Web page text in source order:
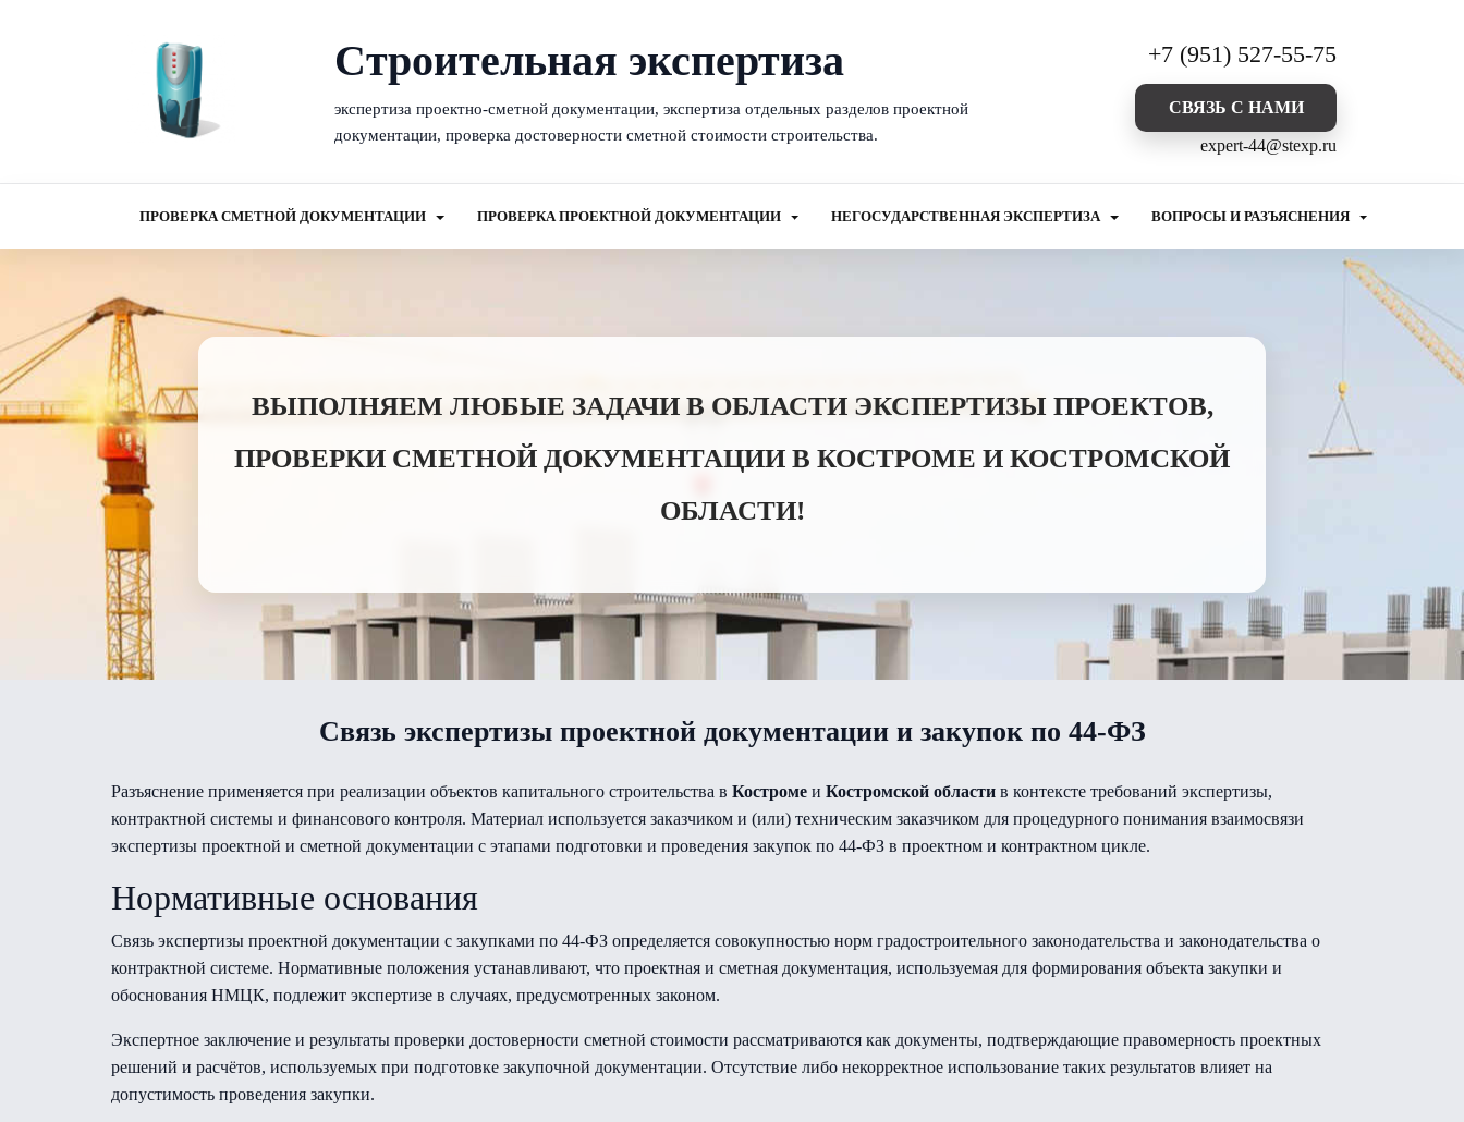
Cтроительная экспертиза
экспертиза проектно-сметной документации, экспертиза отдельных разделов проектной
документации, проверка достоверности сметной стоимости строительства.
+7 (951) 527-55-75
CВЯЗЬ С НАМИ
expert-44@stexp.ru
ПРОВЕРКА СМЕТНОЙ ДОКУМЕНТАЦИИ ПРОВЕРКА ПРОЕКТНОЙ ДОКУМЕНТАЦИИ НЕГОСУДАРСТВЕННАЯ ЭКСПЕРТИЗА ВОПРОСЫ И РАЗЪЯСНЕНИЯ
ВЫПОЛНЯЕМ ЛЮБЫЕ ЗАДАЧИ В ОБЛАСТИ ЭКСПЕРТИЗЫ ПРОЕКТОВ,
ПРОВЕРКИ СМЕТНОЙ ДОКУМЕНТАЦИИ В КОСТРОМЕ И КОСТРОМСКОЙ
ОБЛАСТИ!
Связь экспертизы проектной документации и закупок по 44-ФЗ
Разъяснение применяется при реализации объектов капитального строительства в Костроме и Костромской области в контексте требований экспертизы,
контрактной системы и финансового контроля. Материал используется заказчиком и (или) техническим заказчиком для процедурного понимания взаимосвязи
экспертизы проектной и сметной документации с этапами подготовки и проведения закупок по 44-ФЗ в проектном и контрактном цикле.
Нормативные основания
Связь экспертизы проектной документации с закупками по 44-ФЗ определяется совокупностью норм градостроительного законодательства и законодательства о
контрактной системе. Нормативные положения устанавливают, что проектная и сметная документация, используемая для формирования объекта закупки и
обоснования НМЦК, подлежит экспертизе в случаях, предусмотренных законом.
Экспертное заключение и результаты проверки достоверности сметной стоимости рассматриваются как документы, подтверждающие правомерность проектных
решений и расчётов, используемых при подготовке закупочной документации. Отсутствие либо некорректное использование таких результатов влияет на
допустимость проведения закупки.